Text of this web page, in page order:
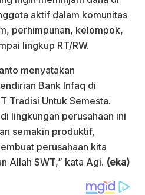
aktif dalam komunitas
perhimpunan, kelompok,
lingkup RT/RW.
menyatakan
Bank Infaq di
Tradisi Untuk Semesta.
lingkungan perusahaan ini
semakin produktif,
perusahaan kita
Allah SWT,” kata Agi. (eka)